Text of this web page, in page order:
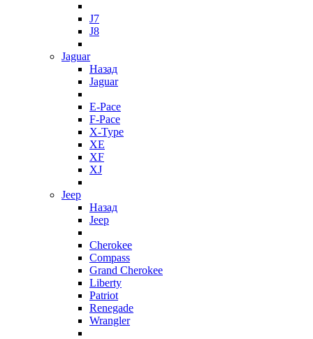
J7
J8
Jaguar
Назад
Jaguar
E-Pace
F-Pace
X-Type
XE
XF
XJ
Jeep
Назад
Jeep
Cherokee
Compass
Grand Cherokee
Liberty
Patriot
Renegade
Wrangler